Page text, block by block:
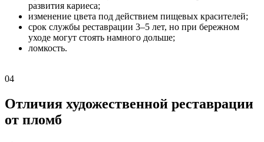
развития кариеса;
изменение цвета под действием пищевых красителей;
срок службы реставрации 3–5 лет, но при бережном
уходе могут стоять намного дольше;
ломкость.
04
Отличия художественной реставрации
от пломб